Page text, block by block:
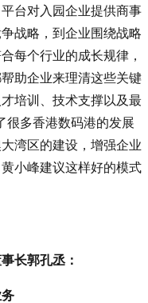
台对入园企业提供商事
战略，到企业围绕战略
每个行业的成长规律，
助企业来理清这些关键
培训、技术支撑以及最
很多香港数码港的发展
湾区的建设，增强企业
小峰建议这样好的模式
长郭孔丞：